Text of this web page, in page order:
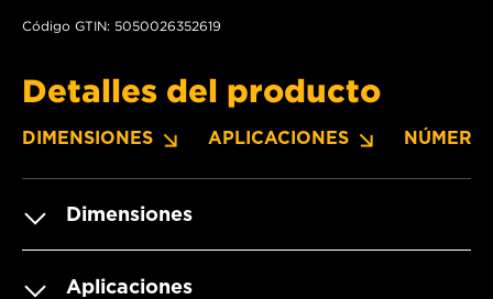
Código GTIN: 5050026352619
Detalles del producto
DIMENSIONES APLICACIONES
Dimensiones
Aplicaciones